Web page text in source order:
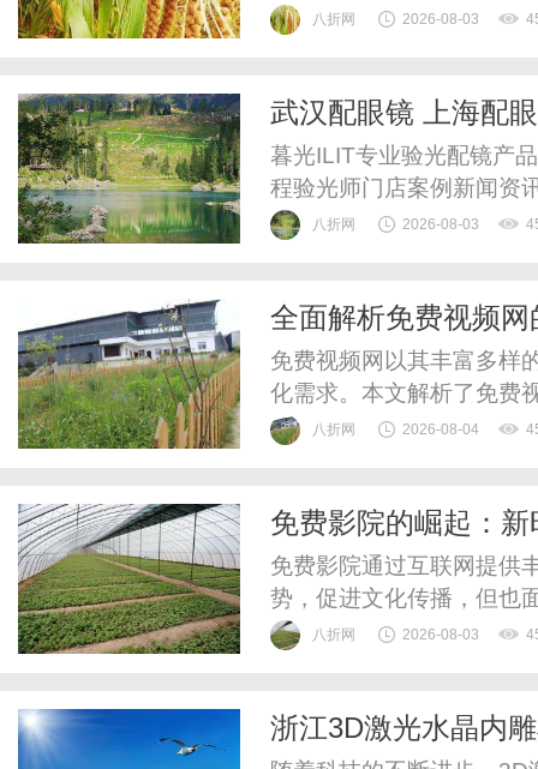
容痛苦、运维复杂、成本
以上；天然兼容云架构，
八折网 2026-08-03
武汉配眼镜 上海配
暮光ILIT专业验光配镜产
程验光师门店案例新闻资
惠，兼顾高专业度与高性
八折网 2026-08-03
全面解析免费视频
免费视频网以其丰富多样
化需求。本文解析了免费
在数字内容领域的重要作
八折网 2026-08-04
免费影院的崛起：
免费影院通过互联网提供
势，促进文化传播，但也
创新。
八折网 2026-08-03
浙江3D激光水晶内